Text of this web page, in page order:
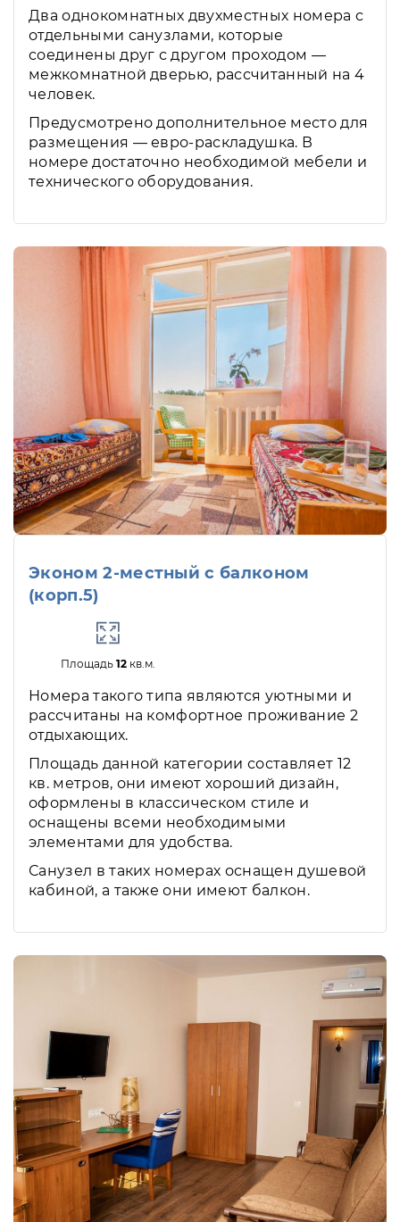
Два однокомнатных двухместных номера с
отдельными санузлами, которые
соединены друг с другом проходом —
межкомнатной дверью, рассчитанный на 4
человек.
Предусмотрено дополнительное место для
размещения — евро-раскладушка. В
номере достаточно необходимой мебели и
технического оборудования.
Эконом 2-местный с балконом
(корп.5)
Площадь 12кв.м.
Номера такого типа являются уютными и
рассчитаны на комфортное проживание 2
отдыхающих.
Площадь данной категории составляет 12
кв. метров, они имеют хороший дизайн,
оформлены в классическом стиле и
оснащены всеми необходимыми
элементами для удобства.
Санузел в таких номерах оснащен душевой
кабиной, а также они имеют балкон.